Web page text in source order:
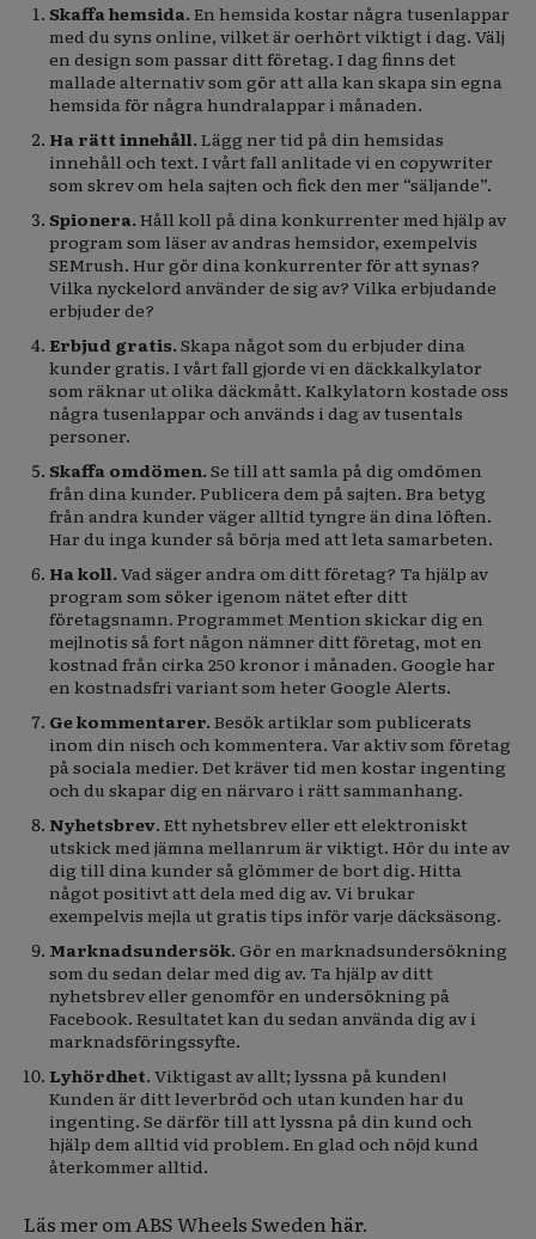
Skaffa hemsida.En hemsida kostar några tusenlappar
med du syns online, vilket är oerhört viktigt i dag. Välj
en design som passar ditt företag. I dag finns det
mallade alternativ som gör att alla kan skapa sin egna
hemsida för några hundralappar i månaden.
Ha rätt innehåll.Lägg ner tid på din hemsidas
innehåll och text. I vårt fall anlitade vi en copywriter
som skrev om hela sajten och fick den mer “säljande”.
Spionera.Håll koll på dina konkurrenter med hjälp av
program som läser av andras hemsidor, exempelvis
SEMrush. Hur gör dina konkurrenter för att synas?
Vilka nyckelord använder de sig av? Vilka erbjudande
erbjuder de?
Erbjud gratis.Skapa något som du erbjuder dina
kunder gratis. I vårt fall gjorde vi en däckkalkylator
som räknar ut olika däckmått. Kalkylatorn kostade oss
några tusenlappar och används i dag av tusentals
personer.
Skaffa omdömen.Se till att samla på dig omdömen
från dina kunder. Publicera dem på sajten. Bra betyg
från andra kunder väger alltid tyngre än dina löften.
Har du inga kunder så börja med att leta samarbeten.
Ha koll.Vad säger andra om ditt företag? Ta hjälp av
program som söker igenom nätet efter ditt
företagsnamn. Programmet Mention skickar dig en
mejlnotis så fort någon nämner ditt företag, mot en
kostnad från cirka 250 kronor i månaden. Google har
en kostnadsfri variant som heter Google Alerts.
Ge kommentarer.Besök artiklar som publicerats
inom din nisch och kommentera. Var aktiv som företag
på sociala medier. Det kräver tid men kostar ingenting
och du skapar dig en närvaro i rätt sammanhang.
Nyhetsbrev. Ett nyhetsbrev eller ett elektroniskt
utskick med jämna mellanrum är viktigt. Hör du inte av
dig till dina kunder så glömmer de bort dig. Hitta
något positivt att dela med dig av. Vi brukar
exempelvis mejla ut gratis tips inför varje däcksäsong.
Marknadsundersök. Gör en marknadsundersökning
som du sedan delar med dig av. Ta hjälp av ditt
nyhetsbrev eller genomför en undersökning på
Facebook. Resultatet kan du sedan använda dig av i
marknadsföringssyfte.
Lyhördhet. Viktigast av allt; lyssna på kunden!
Kunden är ditt leverbröd och utan kunden har du
ingenting. Se därför till att lyssna på din kund och
hjälp dem alltid vid problem. En glad och nöjd kund
återkommer alltid.
Läs mer om ABS Wheels Swedenhär.